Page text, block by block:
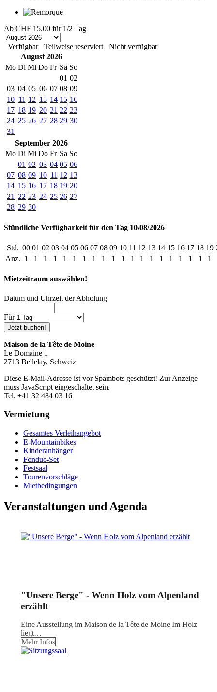
Ab CHF 15.00 für 1/2 Tag
Verfügbar Teilweise reserviert
Nicht verfügbar
August 2026
Mo Di Mi Do Fr Sa So
01 02
03 04 05 06 07 08 09
10 11 12 13 14 15 16
17 18 19 20 21 22 23
24 25 26 27 28 29 30
31
September 2026
Mo Di Mi Do Fr Sa So
01 02 03 04 05 06
07 08 09 10 11 12 13
14 15 16 17 18 19 20
21
22 23 24 25 26 27
28 29 30
Stündliche Verfügbarkeit für den Tag 10/08/2026
Std. 00 01 02 03 04 05 06 07 08 09 10 11 12 13 14 15 16 17 18 19
Anz. 1 1 1 1 1 1 1 1 1 1 1 1 1 1 1 1 1 1 1 1
Mietzeitraum auswählen!
Datum und Uhrzeit der Abholung
Für
Maison de la Tête de Moine
Le Domaine 1
2713 Bellelay, Schweiz
Diese E-Mail-Adresse ist vor Spambots geschützt! Zur Anzeige
muss JavaScript eingeschaltet sein.
Tel. +41 32 484 03 16
Vermietung
Gesamtes Verleihangebot
E-Mountainbikes
Kinderanhänger
Fondue-Set
Festsaal
Tourenvorschläge
Mietbedingungen
Veranstaltungen und Agenda
"Unsere Berge" - Wenn Holz vom Alpenland
erzählt
Eine Ausstellung im Maison de la Tête de Moine Im Holz
liegt…
Mehr Infos